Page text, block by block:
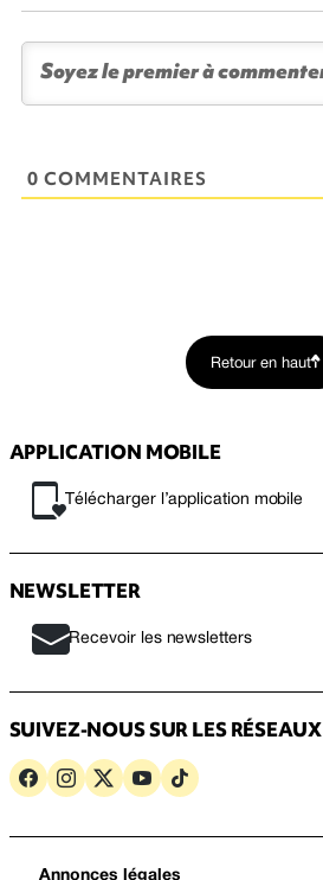
0 COMMENTAIRES
Retour en haut
APPLICATION MOBILE
Télécharger l’application mobile
NEWSLETTER
Recevoir les newsletters
SUIVEZ-NOUS SUR LES RÉSEAUX
Annonces légales